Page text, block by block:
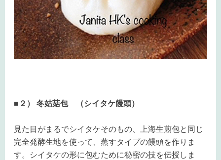
■２） 冬姑菇包 （シイタケ饅頭）
見た目がまるでシイタケそのもの、上海生煎包と同じ
完全発酵生地を使って、蒸すタイプの饅頭を作りま
す。シイタケの形に包むために秘密の技を伝授しま